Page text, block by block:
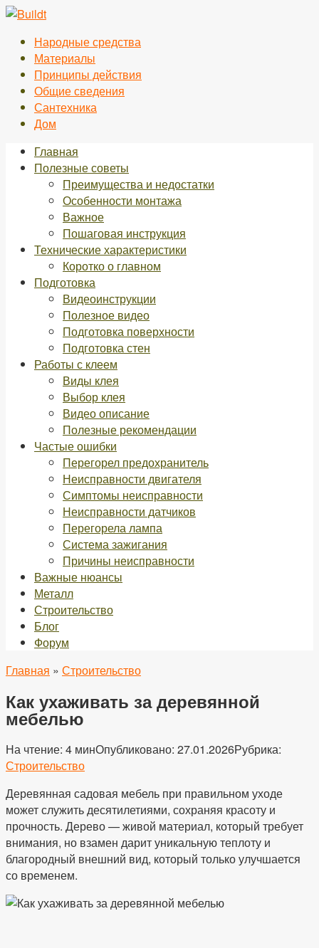
Перейти
контентуНародные средства
Материалы
Принципы действия
Общие сведения
Сантехника
Дом
Главная
Полезные советы
Преимущества и недостатки
Особенности монтажа
Важное
Пошаговая инструкция
Технические характеристики
Коротко о главном
Подготовка
Видеоинструкции
Полезное видео
Подготовка поверхности
Подготовка стен
Работы с клеем
Виды клея
Выбор клея
Видео описание
Полезные рекомендации
Частые ошибки
Перегорел предохранитель
Неисправности двигателя
Симптомы неисправности
Неисправности датчиков
Перегорела лампа
Система зажигания
Причины неисправности
Важные нюансы
Металл
Строительство
Блог
Форум
Главная » Строительство
Как ухаживать за деревянной
мебелью
На чтение: 4 минОпубликовано: 27.01.2026Рубрика:
Строительство
Деревянная садовая мебель при правильном уходе
может служить десятилетиями, сохраняя красоту и
прочность. Дерево — живой материал, который требует
внимания, но взамен дарит уникальную теплоту и
благородный внешний вид, который только улучшается
со временем.